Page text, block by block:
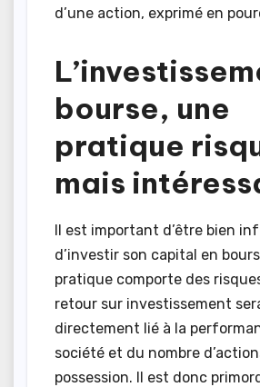
d’une action, exprimé en
bourse, une
pratique
mais
Il est important d’être bien
d’investir son capital en
pratique comporte des
retour sur investissement
directement lié à la
société et du nombre
possession. Il est donc